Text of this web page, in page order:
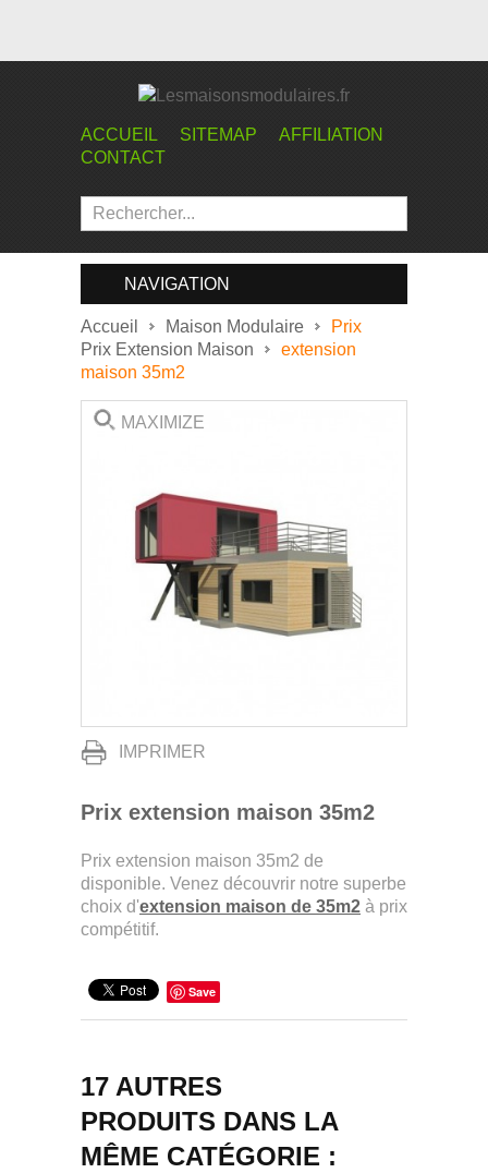
ACCUEIL SITEMAP
AFFILIATION
CONTACT
NAVIGATION
Accueil
Maison Modulaire
Prix Extension Maison
Prix
extension
maison 35m2
MAXIMIZE
IMPRIMER
Prix extension maison 35m2
Prix extension maison 35m2 de
disponible. Venez découvrir notre superbe
choix d'extension maison de 35m2 à prix
compétitif.
Save
17 AUTRES
PRODUITS DANS LA
MÊME CATÉGORIE :